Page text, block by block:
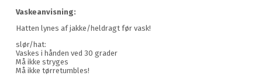
Vaskeanvisning:
Hatten lynes af jakke/heldragt før vask!
slør/hat:
Vaskes i hånden ved 30 grader
Må ikke stryges
Må ikke tørretumbles!